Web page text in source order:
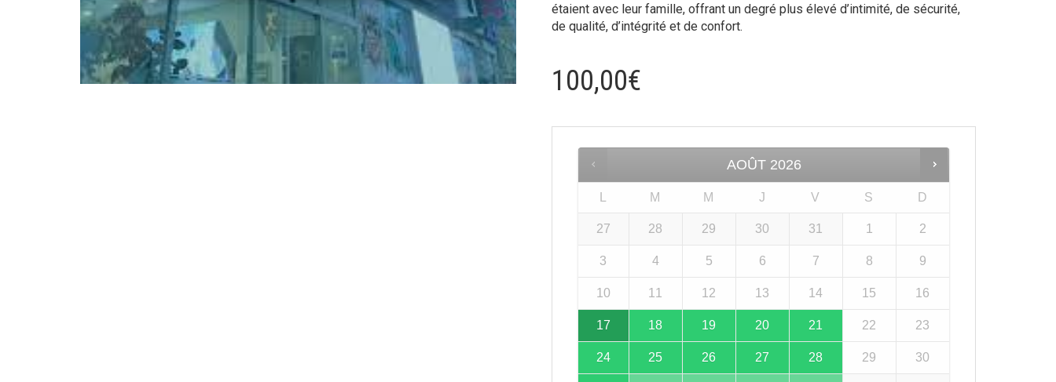
étaient avec leur famille, offrant un degré plus élevé d’intimité, de sécurité,
de qualité, d’intégrité et de confort.
100,00€
AOÛT 2026
M M J V S D
27 28 29 30 31 1 2
3 4 5 6 7 8 9
10 11 12 13 14 15 16
17 18 19 20 21 22 23
24 25 26 27 28 29 30